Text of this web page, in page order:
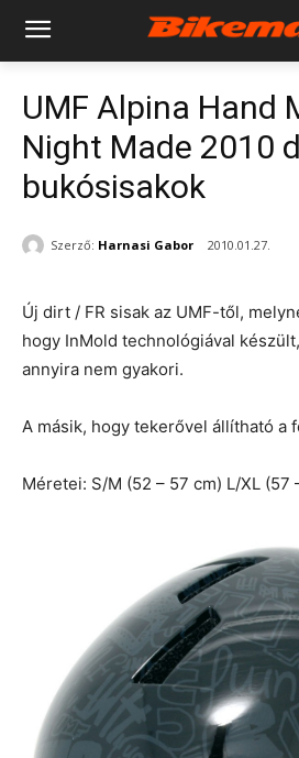
UMF Alpina Hand
Night Made 2010
bukósisakok
Szerző: Harnasi Gabor 2010.01.27.
Új dirt / FR sisak az UMF-től,
hogy InMold technológiával
annyira nem gyakori.
A másik, hogy tekerővel állítható a
Méretei: S/M (52 – 57 cm) L/XL (57